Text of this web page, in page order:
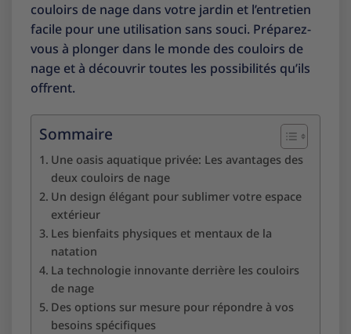
couloirs de nage dans votre jardin et l’entretien
facile pour une utilisation sans souci. Préparez-
vous à plonger dans le monde des couloirs de
nage et à découvrir toutes les possibilités qu’ils
offrent.
Sommaire
Une oasis aquatique privée: Les avantages des
deux couloirs de nage
Un design élégant pour sublimer votre espace
extérieur
Les bienfaits physiques et mentaux de la
natation
La technologie innovante derrière les couloirs
de nage
Des options sur mesure pour répondre à vos
besoins spécifiques